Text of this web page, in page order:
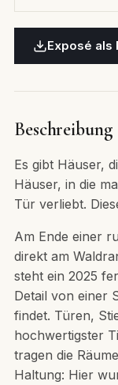
Exposé als
Beschreibung
Es gibt Häuser,
Häuser, in die
Tür verliebt.
Am Ende einer
direkt am
steht ein 2025
Detail von einer
findet. Türen,
hochwertigster
tragen die
Haltung: Hier